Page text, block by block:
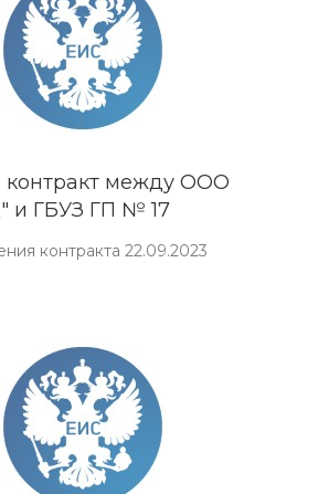
контракт между ООО
и ГБУЗ ГП № 17
контракта 22.09.2023